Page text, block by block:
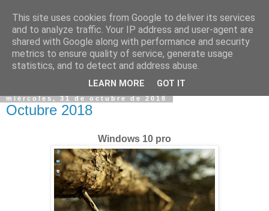
miércoles, 31 de octubre de 2018
Octubre 2018
Windows 10 pro
This site uses cookies from Google to deliver its services
and to analyze traffic. Your IP address and user-agent are
shared with Google along with performance and security
metrics to ensure quality of service, generate usage
statistics, and to detect and address abuse.
LEARN MORE GOT IT